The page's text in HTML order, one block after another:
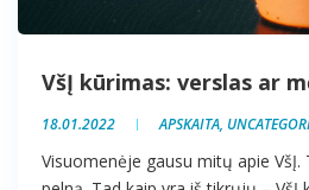
VšĮ kūrimas: verslas ar
18.01.2022 APSKAITA,
Visuomenėje gausu mitų apie VšĮ.